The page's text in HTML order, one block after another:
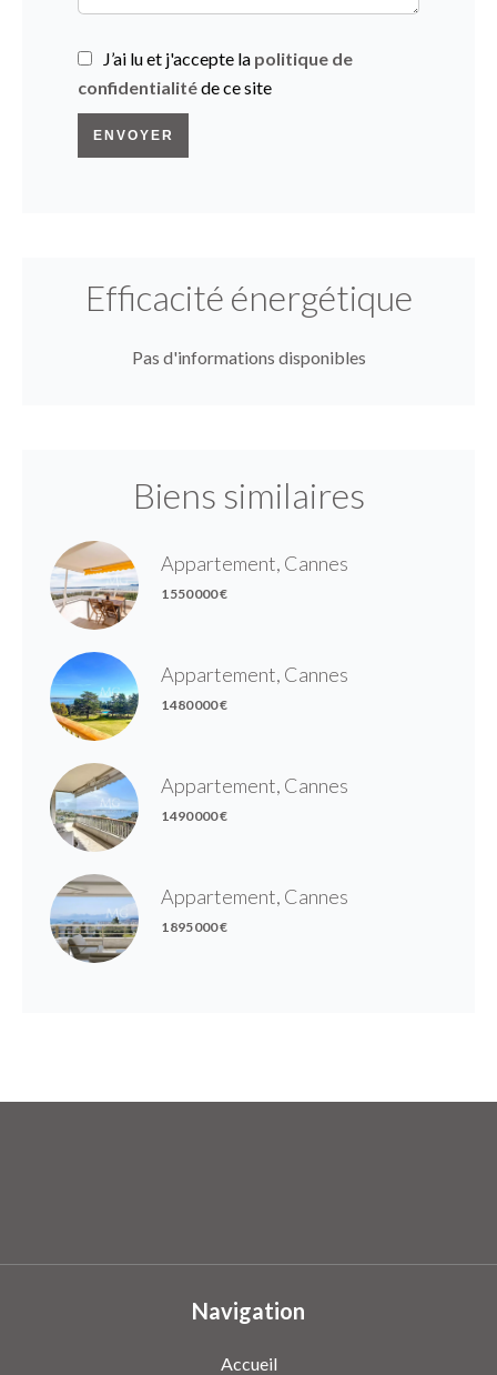
J’ai lu et j'accepte la politique de
confidentialitéde ce site
ENVOYER
Efficacité énergétique
Pas d'informations disponibles
Biens similaires
Appartement, Cannes
1 550 000 €
Appartement, Cannes
1 480 000 €
Appartement, Cannes
1 490 000 €
Appartement, Cannes
1 895 000 €
Navigation
Accueil